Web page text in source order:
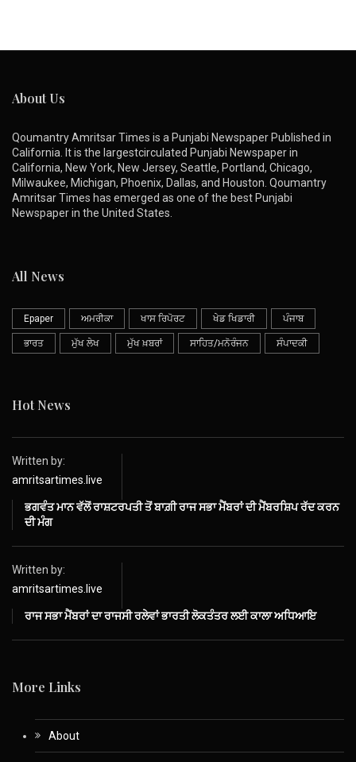
About Us
Qoumantry Amritsar Times is a Punjabi Newspaper Published in
California. It is the largestcirculated Punjabi Newspaper in
California, New York, New Jersey, Seattle, Portland, Chicago,
Milwaukee, Michigan, Phoenix, Dallas, and Houston. Qoumantry
Amritsar Times has emerged as one of the best Punjabi
Newspaper in the United States.
All News
Epaper ਅਮਰੀਕਾ ਖਾਸ ਰਿਪੋਰਟ ਖੇਡ ਖਿਡਾਰੀ ਪੰਜਾਬ
ਭਾਰਤ ਮੁੱਖ ਲੇਖ ਮੁੱਖ ਖ਼ਬਰਾਂ ਸਾਹਿਤ/ਮਨੋਰੰਜਨ ਸੰਪਾਦਕੀ
Hot News
Written by:
amritsartimes.live
ਭਗਵੰਤ ਮਾਨ ਵੱਲੋਂ ਰਾਸ਼ਟਰਪਤੀ ਤੋਂ ਬਾਗ਼ੀ ਰਾਜ ਸਭਾ ਮੈਂਬਰਾਂ ਦੀ ਮੈਂਬਰਸ਼ਿਪ ਰੱਦ ਕਰਨ
ਦੀ ਮੰਗ
Written by:
amritsartimes.live
ਰਾਜ ਸਭਾ ਮੈਂਬਰਾਂ ਦਾ ਰਾਜਸੀ ਰਲੇਵਾਂ ਭਾਰਤੀ ਲੋਕਤੰਤਰ ਲਈ ਕਾਲਾ ਅਧਿਆਇ
More Links
About